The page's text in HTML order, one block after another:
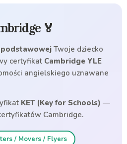
🏅
podstawowej Twoje dziecko
certyfikat Cambridge YLE
angielskiego uznawane
KET (Key for Schools) —
Cambridge.
/ Movers / Flyers